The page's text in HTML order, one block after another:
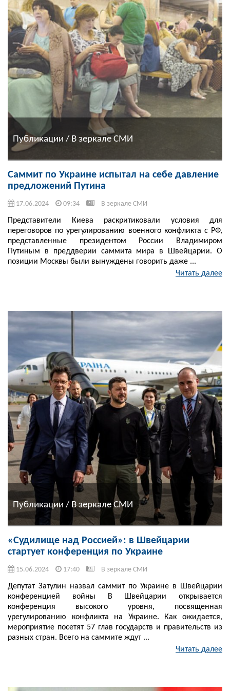
Публикации / В зеркале СМИ
Саммит по Украине испытал на себе давление
предложений Путина
17.06.2024 09:34 В зеркале СМИ
Представители Киева раскритиковали условия для
переговоров по урегулированию военного конфликта с РФ,
представленные президентом России Владимиром
Путиным в преддверии саммита мира в Швейцарии. О
позиции Москвы были вынуждены говорить даже ...
Читать далее
Публикации / В зеркале СМИ
«Судилище над Россией»: в Швейцарии
стартует конференция по Украине
15.06.2024 17:40 В зеркале СМИ
Депутат Затулин назвал саммит по Украине в Швейцарии
конференцией войны В Швейцарии открывается
конференция высокого уровня, посвященная
урегулированию конфликта на Украине. Как ожидается,
мероприятие посетят 57 глав государств и правительств из
разных стран. Всего на саммите ждут ...
Читать далее